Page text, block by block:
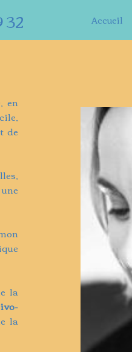
Accueil
en
de
la
la